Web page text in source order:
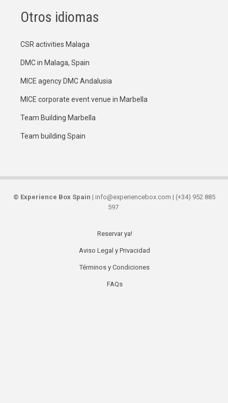
Otros idiomas
CSR activities Malaga
DMC in Malaga, Spain
MICE agency DMC Andalusia
MICE corporate event venue in Marbella
Team Building Marbella
Team building Spain
© Experience Box Spain | info@experiencebox.com | (+34) 952 885
597
Reservar ya!
Aviso Legal y Privacidad
Términos y Condiciones
FAQs